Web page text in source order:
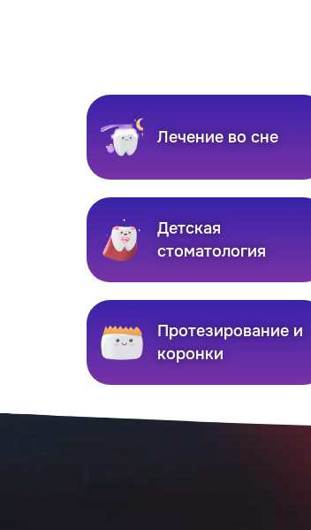
Лечение во сне
Детская
стоматология
Протезирование и
коронки